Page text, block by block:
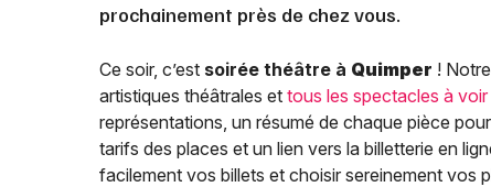
prochainement près de chez vous.
Ce soir, c’est soirée théâtre à Quimper !
artistiques théâtrales et tous les spectacles à voir
représentations, un résumé de chaque pièce
tarifs des places et un lien vers la billetterie en
facilement vos billets et choisir sereinement vos